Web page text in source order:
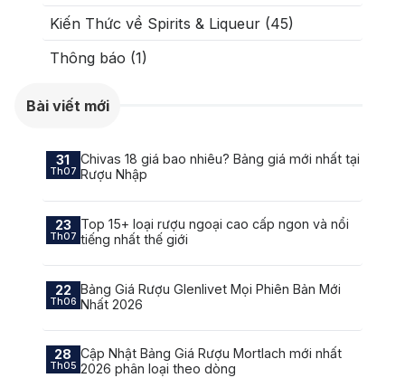
Kiến Thức về Spirits & Liqueur (45)
Thông báo (1)
Bài viết mới
31
Th07
Chivas 18 giá bao nhiêu? Bảng giá mới nhất tại
Rượu Nhập
23
Th07
Top 15+ loại rượu ngoại cao cấp ngon và nổi
tiếng nhất thế giới
22
Th06
Bảng Giá Rượu Glenlivet Mọi Phiên Bản Mới
Nhất 2026
28
Th05
Cập Nhật Bảng Giá Rượu Mortlach mới nhất
2026 phân loại theo dòng